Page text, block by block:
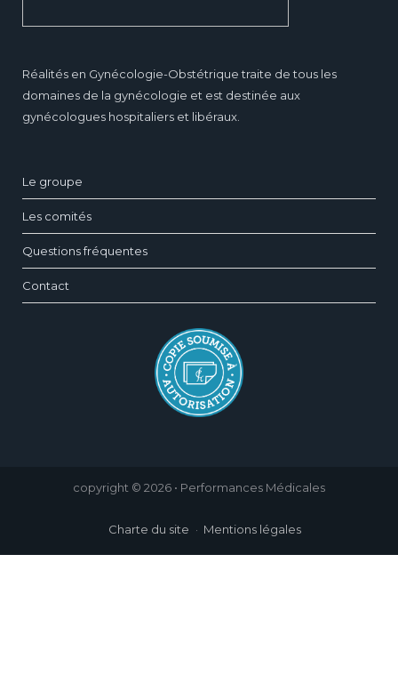
Réalités en Gynécologie-Obstétrique traite de tous les
domaines de la gynécologie et est destinée aux
gynécologues hospitaliers et libéraux.
Le groupe
Les comités
Questions fréquentes
Contact
copyright © 2026 • Performances Médicales
Charte du site Mentions légales